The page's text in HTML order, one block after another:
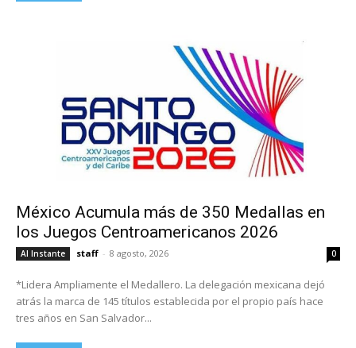
México Acumula más de 350 Medallas en
los Juegos Centroamericanos 2026
Al Instante staff - 8 agosto, 2026 0
*Lidera Ampliamente el Medallero. La delegación mexicana dejó
atrás la marca de 145 títulos establecida por el propio país hace
tres años en San Salvador...